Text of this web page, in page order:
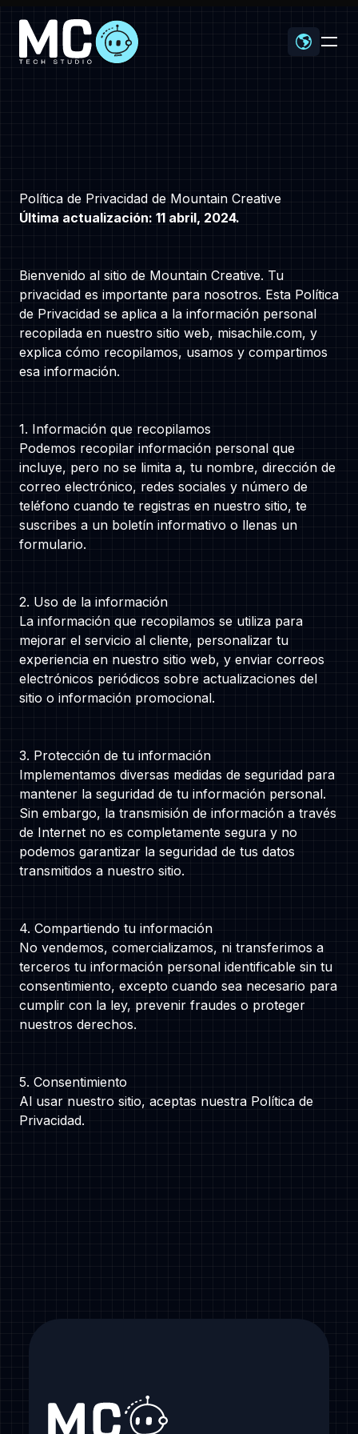
Home
Proyectos
Contáctanos
Nosotros
are citizens of the World!
100% Remote
Santiago, Chile - Berlin & Kóln, Germany
Lahore, Pakistan
Política de Privacidad de Mountain Creative
Última actualización: 11 abril, 2024.
Bienvenido al sitio de Mountain Creative. Tu
privacidad es importante para nosotros. Esta Política
de Privacidad se aplica a la información personal
recopilada en nuestro sitio web, misachile.com, y
explica cómo recopilamos, usamos y compartimos
esa información.
1. Información que recopilamos
Podemos recopilar información personal que
incluye, pero no se limita a, tu nombre, dirección de
correo electrónico, redes sociales y número de
teléfono cuando te registras en nuestro sitio, te
suscribes a un boletín informativo o llenas un
formulario.
2. Uso de la información
La información que recopilamos se utiliza para
mejorar el servicio al cliente, personalizar tu
experiencia en nuestro sitio web, y enviar correos
electrónicos periódicos sobre actualizaciones del
sitio o información promocional.
3. Protección de tu información
Implementamos diversas medidas de seguridad para
mantener la seguridad de tu información personal.
Sin embargo, la transmisión de información a través
de Internet no es completamente segura y no
podemos garantizar la seguridad de tus datos
transmitidos a nuestro sitio.
4. Compartiendo tu información
No vendemos, comercializamos, ni transferimos a
terceros tu información personal identificable sin tu
consentimiento, excepto cuando sea necesario para
cumplir con la ley, prevenir fraudes o proteger
nuestros derechos.
5. Consentimiento
Al usar nuestro sitio, aceptas nuestra Política de
Privacidad.